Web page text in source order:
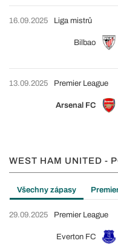
16.09.2025
Bilbao
Liga mistrů
13.09.2025
Arsenal FC
Premier League
WEST HAM UNITED -
Všechny zápasy
29.09.2025
Everton FC
Premier League